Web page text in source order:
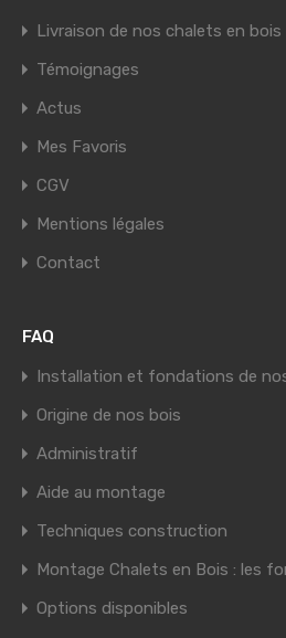
Livraison de nos chalets en bois
Témoignages
Actus
Mes Favoris
CGV
Mentions légales
Contact
FAQ
Installation et fondations de
Origine de nos bois
Administratif
Aide au montage
Techniques construction
Montage Chalets en Bois : les
Options disponibles